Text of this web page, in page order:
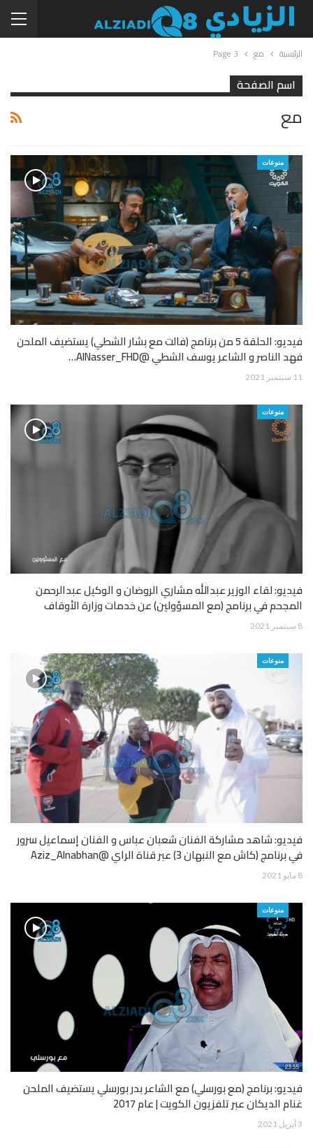
الرئيسية مع Page 3
اسم الصفحة
مع
منوعات
فيديو: الحلقة 5 من برنامج (فالت مع بشار الشطي) يستضيف الملحن
فهد الناصر و الشاعر يوسف الشطي @AlNasser_FHD…
11 سبتمبر 2021
منوعات
فيديو: لقاء الوزير عبدالله مشاري الروضان و الوكيل عبدالرحمن
المجحم في برنامج (مع المسؤولين) عن خدمات وزارة الأوقاف
8 سبتمبر 2021
منوعات
فيديو: شاهد مشاركة الفنان شعبان عباس و الفنان إسماعيل سرور
في برنامج (كاش مع النبهان 3) عبر قناة الراي @Aziz_Alnabhan
8 مايو 2021
منوعات
فيديو: برنامج (مع بورسلي) مع الشاعر بدر بورسلي يستضيف الملحن
غنام الديكان عبر تلفزيون الكويت | عام 2017
3 أبريل 2021